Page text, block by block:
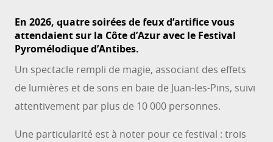
En 2026, quatre soirées de feux d’artifice vous
attendaient sur la Côte d’Azur avec le Festival
Pyromélodique d’Antibes.
Un spectacle rempli de magie, associant des effets
de lumières et de sons en baie de Juan-les-Pins, suivi
attentivement par plus de 10 000 personnes.
Une particularité est à noter pour ce festival : trois